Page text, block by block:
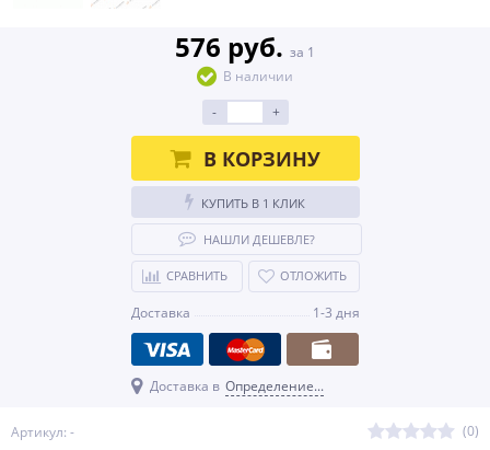
Артикул: -
(0)
576 руб. за 1
В наличии
-
+
В КОРЗИНУ
КУПИТЬ В 1 КЛИК
НАШЛИ ДЕШЕВЛЕ?
СРАВНИТЬ ОТЛОЖИТЬ
Доставка 1-3 дня
Доставка в Определение...